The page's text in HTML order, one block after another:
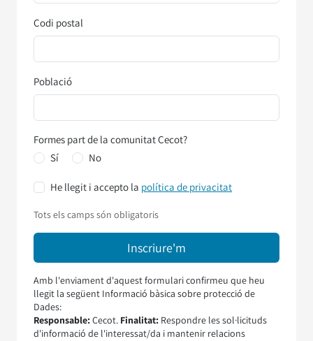
Codi postal
Població
Formes part de la comunitat Cecot?
Sí
No
He llegit i accepto la política de privacitat
Tots els camps són obligatoris
Amb l'enviament d'aquest formulari confirmeu que heu
llegit la següent Informació bàsica sobre protecció de
Dades:
Responsable:Cecot. Finalitat: Respondre les sol·licituds
d'informació de l'interessat/da i mantenir relacions